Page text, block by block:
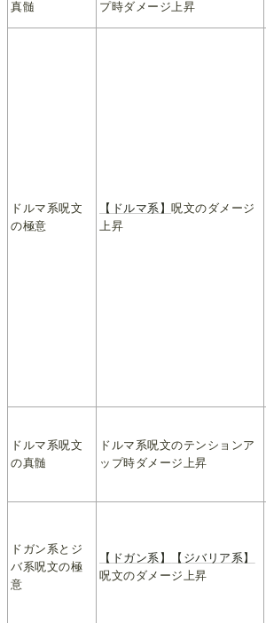
真髄 プ時ダメージ上昇
ドルマ系呪文
の極意
【ドルマ系】呪文のダメージ
上昇
ドルマ系呪文
の真髄
ドルマ系呪文のテンションア
ップ時ダメージ上昇
ドガン系とジ
バ系呪文の極
意
【ドガン系】
【ジバリア系】
呪文のダメージ上昇